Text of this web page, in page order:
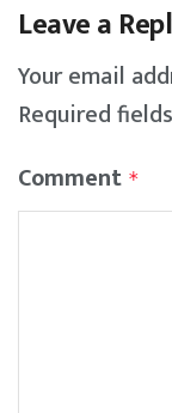
Leave a
Your email
Required
Comment *